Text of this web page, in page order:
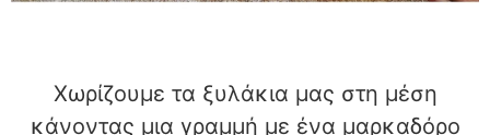
Χωρίζουμε τα ξυλάκια μας στη μέση
κάνοντας μια γραμμή με ένα μαρκαδόρο